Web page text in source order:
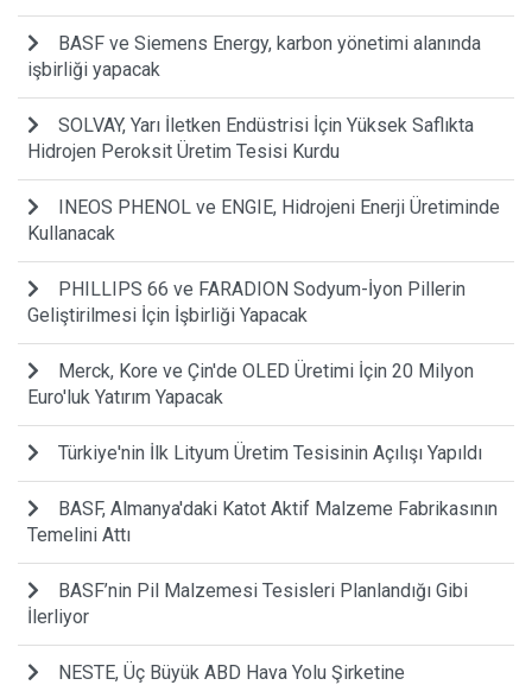
BASF ve Siemens Energy, karbon yönetimi alanında
işbirliği yapacak
SOLVAY, Yarı İletken Endüstrisi İçin Yüksek Saflıkta
Hidrojen Peroksit Üretim Tesisi Kurdu
INEOS PHENOL ve ENGIE, Hidrojeni Enerji Üretiminde
Kullanacak
PHILLIPS 66 ve FARADION Sodyum-İyon Pillerin
Geliştirilmesi İçin İşbirliği Yapacak
Merck, Kore ve Çin'de OLED Üretimi İçin 20 Milyon
Euro'luk Yatırım Yapacak
Türkiye'nin İlk Lityum Üretim Tesisinin Açılışı Yapıldı
BASF, Almanya'daki Katot Aktif Malzeme Fabrikasının
Temelini Attı
BASF’nin Pil Malzemesi Tesisleri Planlandığı Gibi
İlerliyor
NESTE, Üç Büyük ABD Hava Yolu Şirketine